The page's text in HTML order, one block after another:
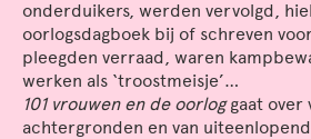
onderduikers, werden vervolgd,
oorlogsdagboek bij of schreven
pleegden verraad, waren
werken als ‘troostmeisje’…
101 vrouwen en de oorloggaat over
achtergronden en van